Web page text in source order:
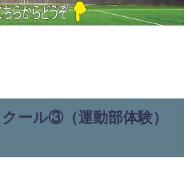
ール③（運動部体験）